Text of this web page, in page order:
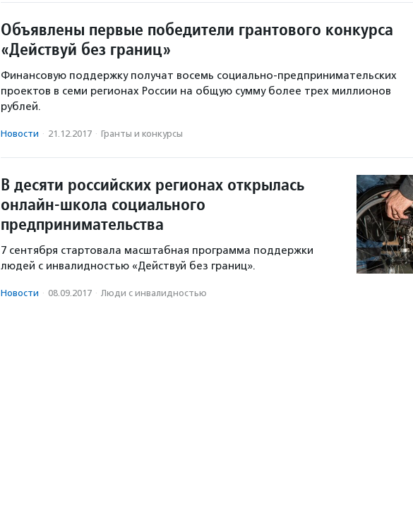
Объявлены первые победители грантового конкурса
«Действуй без границ»
Финансовую поддержку получат восемь социально-предпринимательских
проектов в семи регионах России на общую сумму более трех миллионов
рублей.
Новости · 21.12.2017 · Гранты и конкурсы
В десяти российских регионах открылась
онлайн-школа социального
предпринимательства
7 сентября стартовала масштабная программа поддержки
людей с инвалидностью «Действуй без границ».
Новости · 08.09.2017 · Люди с инвалидностью